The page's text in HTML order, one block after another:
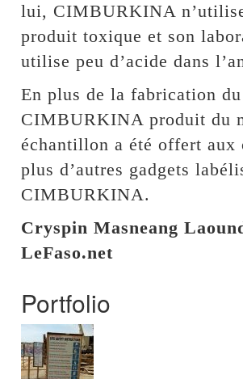
lui, CIMBURKINA
produit toxique et son
utilise peu d’acide dans
En plus de la fabrication
CIMBURKINA produit du
échantillon a été offert
plus d’autres gadgets
CIMBURKINA.
Cryspin Masneang
LeFaso.net
Portfolio